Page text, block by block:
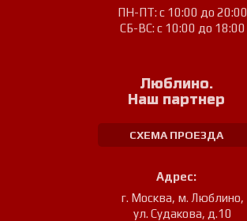
ПН-ПТ: с 10:00 до 20:00
СБ-ВС: с 10:00 до 18:00
Люблино.
Наш партнер
СХЕМА ПРОЕЗДА
Адрес:
г. Москва, м. Люблино,
ул. Судакова, д.10